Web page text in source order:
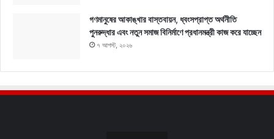
গণমানুষের আকাঙ্খার বাস্তবায়ন, ধ্বংসপ্রাপ্ত অর্থনীতি
পুনরুদ্ধার এবং নতুন সমাজ বিনির্মাণে প্রধানমন্ত্রী কাজ করে যাচ্ছেন
৭ আগস্ট, ২০২৬